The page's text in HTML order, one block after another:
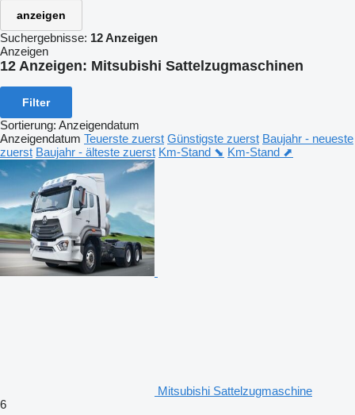
anzeigen
Suchergebnisse: 12 Anzeigen
Anzeigen
12 Anzeigen: Mitsubishi Sattelzugmaschinen
Filter
Sortierung: Anzeigendatum
Anzeigendatum Teuerste zuerst Günstigste zuerst Baujahr - neueste
zuerst Baujahr - älteste zuerst Km-Stand ⬊ Km-Stand ⬈
Mitsubishi Sattelzugmaschine
6